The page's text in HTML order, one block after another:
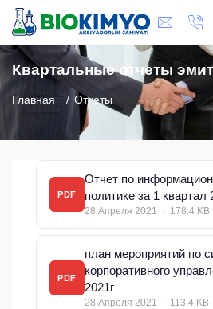
Квартальные отчеты
Главная Отчеты
PDF
Отчет по
политике за 1 квартал
28 Апреля 2021 · 178.4 KB
PDF
план мероприятий по
корпоративного
2021г
28 Апреля 2021 · 113.4 KB